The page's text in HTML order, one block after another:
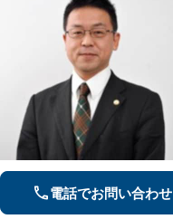
電話でお問い合わせ